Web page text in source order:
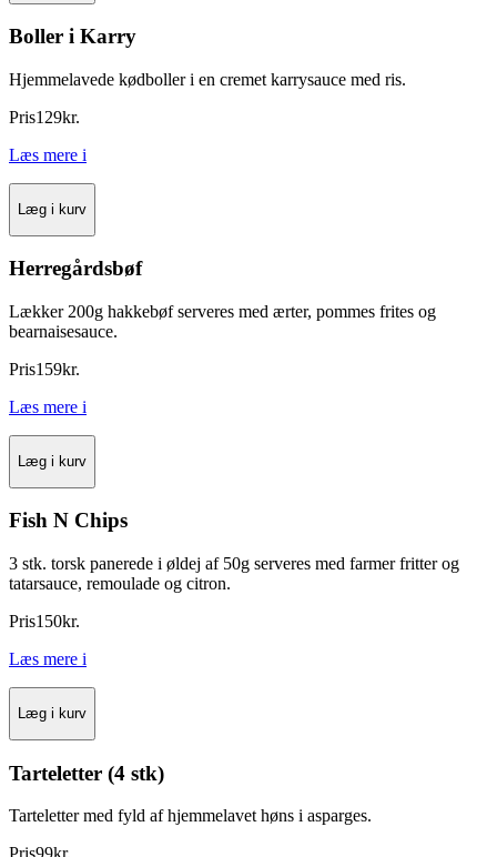
Boller i Karry
Hjemmelavede kødboller i en cremet karrysauce med ris.
Pris129kr.
Læs mere i
Læg i kurv
Herregårdsbøf
Lækker 200g hakkebøf serveres med ærter, pommes frites og
bearnaisesauce.
Pris159kr.
Læs mere i
Læg i kurv
Fish N Chips
3 stk. torsk panerede i øldej af 50g serveres med farmer fritter og
tatarsauce, remoulade og citron.
Pris150kr.
Læs mere i
Læg i kurv
Tarteletter (4 stk)
Tarteletter med fyld af hjemmelavet høns i asparges.